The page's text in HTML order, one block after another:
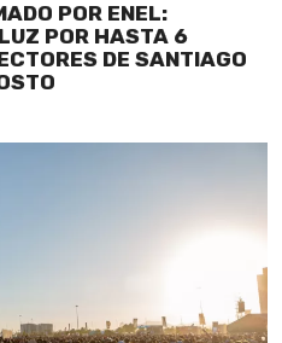
POR ENEL:
POR HASTA 6
DE SANTIAGO